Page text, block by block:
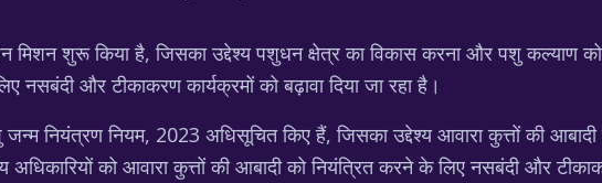
मिशन शुरू किया है, जिसका उद्देश्य पशुधन क्षेत्र का विकास करना और पशु कल्याण
नसबंदी और टीकाकरण कार्यक्रमों को बढ़ावा दिया जा रहा है।
नियंत्रण नियम, 2023 अधिसूचित किए हैं, जिसका उद्देश्य आवारा कुत्तों की
अधिकारियों को आवारा कुत्तों की आबादी को नियंत्रित करने के लिए नसबंदी और